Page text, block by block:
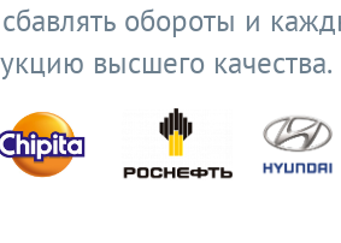
обороты и
высшего качества.